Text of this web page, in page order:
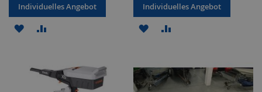
Individuelles Angebot
ZUR
HINZUFÜGEN
HINZUFÜGEN
Individuelles Angebot
ZUR
HINZUFÜGEN
HINZUFÜGEN